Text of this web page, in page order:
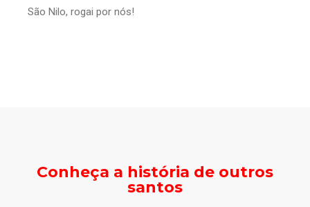
São Nilo, rogai por nós!
Conheça a história de outros
santos